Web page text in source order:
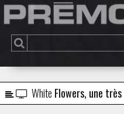
White Flowers, une